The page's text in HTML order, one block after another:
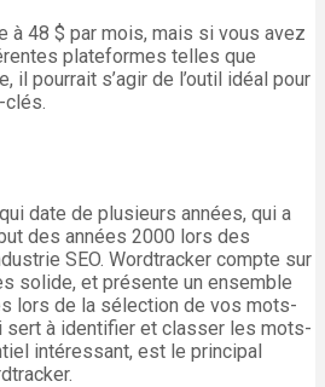
à 48 $ par mois, mais si vous avez
plateformes telles que
il pourrait s’agir de l’outil idéal pour
clés.
date de plusieurs années, qui a
des années 2000 lors des
SEO. Wordtracker compte sur
solide, et présente un ensemble
lors de la sélection de vos mots-
sert à identifier et classer les mots-
intéressant, est le principal